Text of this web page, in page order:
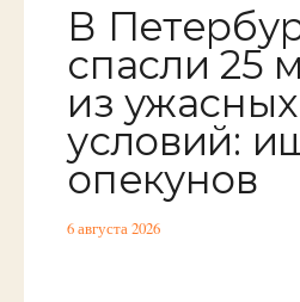
В
спасли 25
из ужасных
условий:
опекунов
6 августа 2026